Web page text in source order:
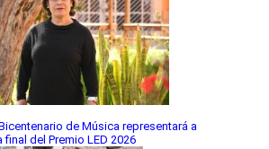
de Música representará a
del Premio LED 2026